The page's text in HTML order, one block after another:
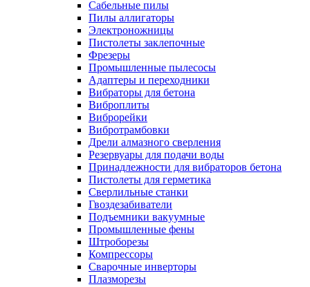
Сабельные пилы
Пилы аллигаторы
Электроножницы
Пистолеты заклепочные
Фрезеры
Промышленные пылесосы
Адаптеры и переходники
Вибраторы для бетона
Виброплиты
Виброрейки
Вибротрамбовки
Дрели алмазного сверления
Резервуары для подачи воды
Принадлежности для вибраторов бетона
Пистолеты для герметика
Сверлильные станки
Гвоздезабиватели
Подъемники вакуумные
Промышленные фены
Штроборезы
Компрессоры
Сварочные инверторы
Плазморезы